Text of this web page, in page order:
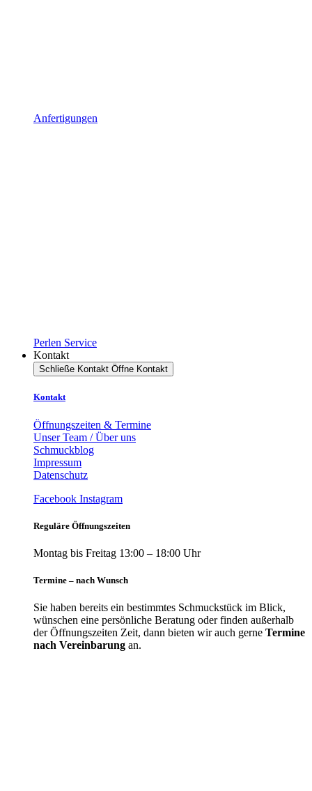
Anfertigungen
Perlen Service
Kontakt
Schließe Kontakt Öffne Kontakt
Kontakt
Öffnungszeiten & Termine
Unser Team / Über uns
Schmuckblog
Impressum
Datenschutz
Facebook Instagram
Reguläre Öffnungszeiten
Montag bis Freitag 13:00 – 18:00 Uhr
Termine – nach Wunsch
Sie haben bereits ein bestimmtes Schmuckstück im Blick,
wünschen eine persönliche Beratung oder finden außerhalb
der Öffnungszeiten Zeit, dann bieten wir auch gerne Termine
nach Vereinbarung an.